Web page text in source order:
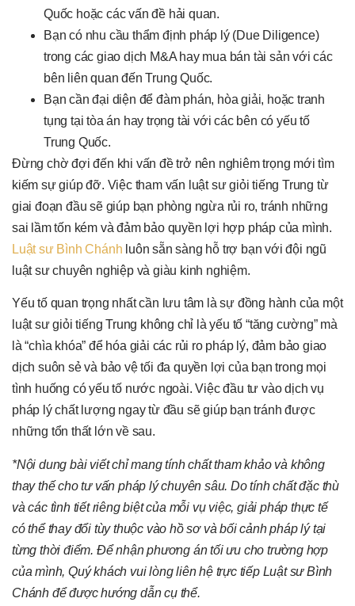
Quốc hoặc các vấn đề hải quan.
Bạn có nhu cầu thẩm định pháp lý (Due Diligence)
trong các giao dịch M&A hay mua bán tài sản với các
bên liên quan đến Trung Quốc.
Bạn cần đại diện để đàm phán, hòa giải, hoặc tranh
tụng tại tòa án hay trọng tài với các bên có yếu tố
Trung Quốc.
Đừng chờ đợi đến khi vấn đề trở nên nghiêm trọng mới tìm
kiếm sự giúp đỡ. Việc tham vấn luật sư giỏi tiếng Trung từ
giai đoạn đầu sẽ giúp bạn phòng ngừa rủi ro, tránh những
sai lầm tốn kém và đảm bảo quyền lợi hợp pháp của mình.
Luật sư Bình Chánh luôn sẵn sàng hỗ trợ bạn với đội ngũ
luật sư chuyên nghiệp và giàu kinh nghiệm.
Yếu tố quan trọng nhất cần lưu tâm là sự đồng hành của một
luật sư giỏi tiếng Trung không chỉ là yếu tố “tăng cường” mà
là “chìa khóa” để hóa giải các rủi ro pháp lý, đảm bảo giao
dịch suôn sẻ và bảo vệ tối đa quyền lợi của bạn trong mọi
tình huống có yếu tố nước ngoài. Việc đầu tư vào dịch vụ
pháp lý chất lượng ngay từ đầu sẽ giúp bạn tránh được
những tổn thất lớn về sau.
*Nội dung bài viết chỉ mang tính chất tham khảo và không
thay thế cho tư vấn pháp lý chuyên sâu. Do tính chất đặc thù
và các tình tiết riêng biệt của mỗi vụ việc, giải pháp thực tế
có thể thay đổi tùy thuộc vào hồ sơ và bối cảnh pháp lý tại
từng thời điểm. Để nhận phương án tối ưu cho trường hợp
của mình, Quý khách vui lòng liên hệ trực tiếp Luật sư Bình
Chánh để được hướng dẫn cụ thể.